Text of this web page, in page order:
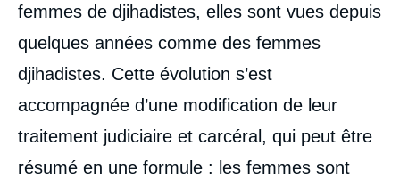
femmes de djihadistes, elles sont vues depuis
quelques années comme des femmes
djihadistes. Cette évolution s’est
accompagnée d’une modification de leur
traitement judiciaire et carcéral, qui peut être
résumé en une formule : les femmes sont